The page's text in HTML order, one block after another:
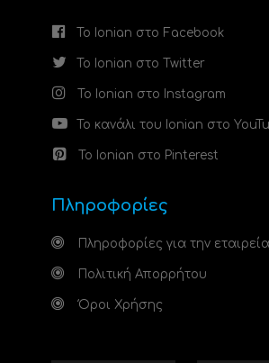
Το Ionian στο Facebook
Το Ionian στο Twitter
Το Ionian στο Instagram
Το κανάλι του Ionian στο
Το Ionian στο Pinterest
Πληροφορίες
Πληροφορίες για την εταιρεία
Πολιτική Απορρήτου
Όροι Χρήσης